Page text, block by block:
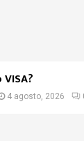
4 agosto, 2026